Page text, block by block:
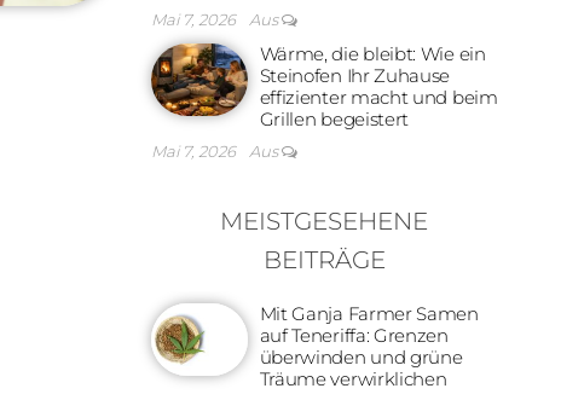
Mai 7, 2026 Aus
Wärme, die bleibt: Wie ein
Steinofen Ihr Zuhause
effizienter macht und beim
Grillen begeistert
Mai 7, 2026 Aus
MEISTGESEHENE
BEITRÄGE
Mit Ganja Farmer Samen
auf Teneriffa: Grenzen
überwinden und grüne
Träume verwirklichen